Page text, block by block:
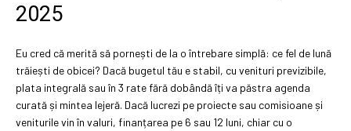
2025
Eu cred că merită să pornești de la o întrebare simplă: ce fel de lună
trăiești de obicei? Dacă bugetul tău e stabil, cu venituri previzibile,
plata integrală sau în 3 rate fără dobândă îți va păstra agenda
curată și mintea lejeră. Dacă lucrezi pe proiecte sau comisioane și
veniturile vin în valuri, finanțarea pe 6 sau 12 luni, chiar cu o